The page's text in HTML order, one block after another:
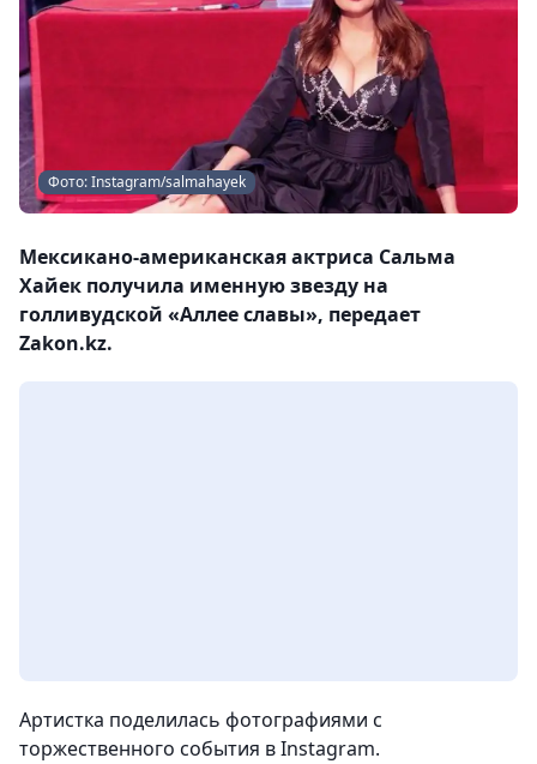
Фото: Instagram/salmahayek
Мексикано-американская актриса Сальма
Хайек получила именную звезду на
голливудской «Аллее славы», передает
Zakon.kz.
Артистка поделилась фотографиями с
торжественного события в Instagram.